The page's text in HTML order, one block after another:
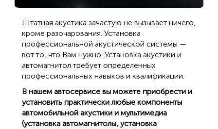
Штатная акустика зачастую не вызывает ничего,
кроме разочарования. Установка
профессиональной акустической системы —
вот то, что Вам нужно. Установка акустики и
автомагнитол требует определенных
профессиональных навыков и квалификации.
В нашем автосервисе вы можете приобрести и
установить практически любые компоненты
автомобильной акустики и мультимедиа
(установка автомагнитолы, установка